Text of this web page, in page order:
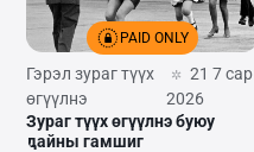
PAID ONLY
Гэрэл зураг түүх
өгүүлнэ
21 7 сар
2026
Зураг түүх өгүүлнэ буюу
дайны гамшиг